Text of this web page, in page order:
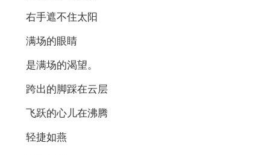
右手遮不住太阳
满场的眼睛
是满场的渴望。
跨出的脚踩在云层
飞跃的心儿在沸腾
轻捷如燕